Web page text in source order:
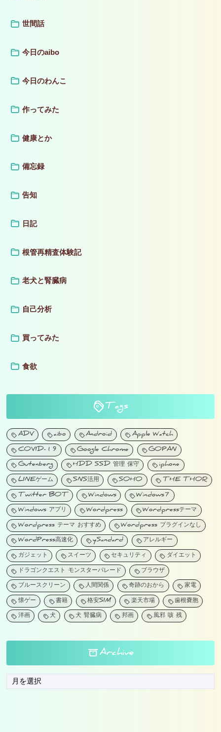
世間話
今日のaibo
今日のわんこ
作ってみた
健康とか
備忘録
告知
日記
根管再精査体験記
老犬と腎臓病
自己分析
買ってみた
食欲
Tags
ADV aibo Android Apple Watch
COVID-19 Google Chrome GOPAN
Gutenberg HDD SSD 管理 保守 iphone
LINEゲーム SNS活用 SOHO THE THOR
Twitter BOT Windows Windows7
Windows アプリ Wordpress Wordpressテーマ
Wordpress テーマ おすすめ Wordpress プラグインなし
WordPress高速化 ySandard アレルギー
ガジェット スイーツ セキュリティ ダイエット
ドラゴンクエスト モンスターパレード ブラウザ
ブルースクリーン 人間関係 奇跡のおから 家電
懐ゲー 書籍 格安SIM 楽天市場 歯根嚢胞
洋画 犬 犬 腎臓病 邦画 風邪 咳 残
Archive